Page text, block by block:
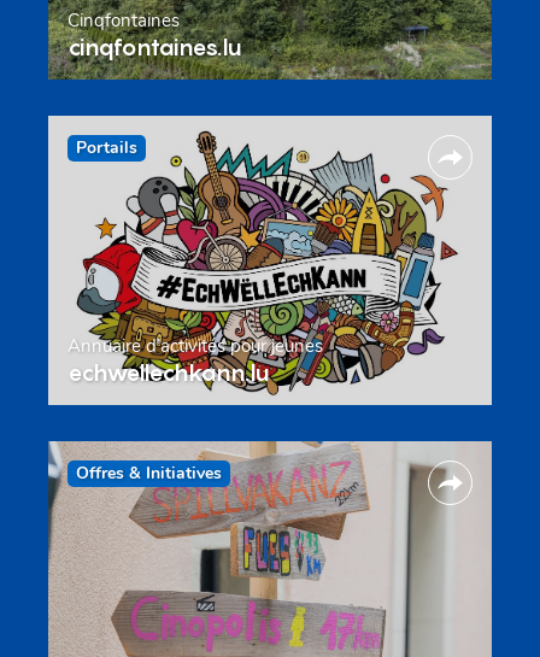
Cinqfontaines
cinqfontaines.lu
Portails
Annuaire d’activités pour jeunes
echwellechkann.lu
Offres & Initiatives